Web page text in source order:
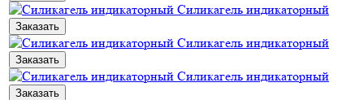
Силикагель индикаторный
Заказать
Силикагель индикаторный
Заказать
Силикагель индикаторный
Заказать